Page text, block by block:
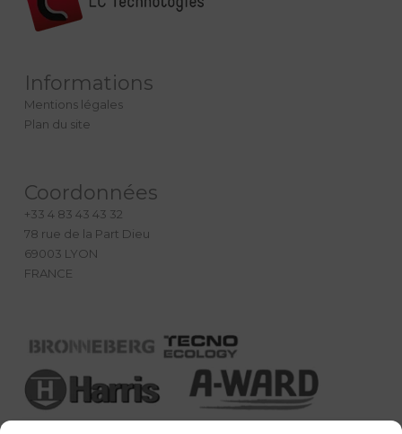
Informations
Mentions légales
Plan du site
Coordonnées
+33 4 83 43 43 32
78 rue de la Part Dieu
69003 LYON
FRANCE